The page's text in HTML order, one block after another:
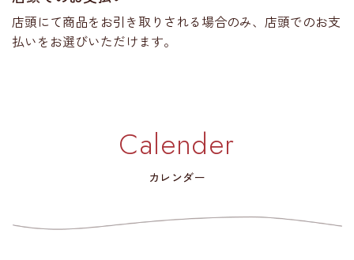
店頭にて商品をお引き取りされる場合のみ、店頭でのお支
払いをお選びいただけます。
Calender
カレンダー